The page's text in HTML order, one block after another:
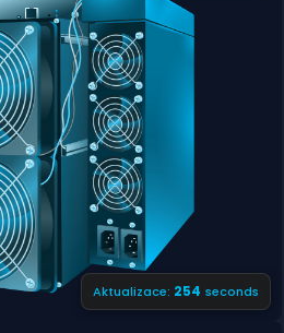
Aktualizace: 253 seconds